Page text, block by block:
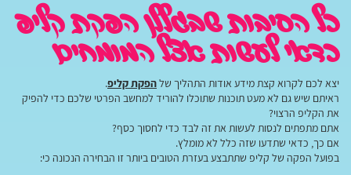
כל הסיבות שבגללן הפקת קליפ
כדאי לעשות אצל המומחים
יצא לכם לקרוא קצת מידע אודות התהליך שלהפקת קליפ.
ראיתם שיש גם לא מעט תוכנות שתוכלו להוריד למחשב הפרטי שלכם כדי להפיק
את הקליפ הרצוי?
אתם מתפתים לנסות לעשות את זה לבד כדי לחסוך כסף?
אם כך, כדאי שתדעו שזה כלל לא מומלץ.
בפועל הפקה של קליפ שתתבצע בעזרת הטובים ביותר זו הבחירה הנכונה כי: